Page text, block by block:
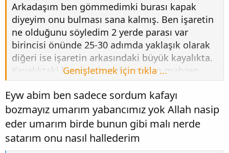
Arkadaşım ben gömmedimki burası kapak
diyeyim onu bulması sana kalmış. Ben işaretin
ne olduğunu söyledim 2 yerde parası var
birincisi önünde 25-30 adımda yaklaşık olarak
diğeri ise işaretin arkasındaki büyük kayalıkta.
Kayalıktaki kısımda kapakla girilen mahzen
olcak oda olcak içine ben koymadım ki malı
ordaki miktarını bileyim bildiğim birşey varsa
önünden çıkartılan mal neyse arkadakide
ondan yani altın çıktıysa mahzendekide altındır
öyle söyliyeyim mahzende büyük malzeme var.
Genişletmek için tıkla ...
Eyw abim ben sadece sordum kafayı
bozmayız umarım yabancımız yok Allah nasip
eder umarım birde bunun gibi malı nerde
satarım onu nasıl hallederim